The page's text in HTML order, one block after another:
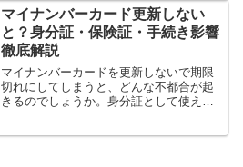
しており、家族連れでも安心して利用す
ることができる。ビーチは...
マイナンバーカード更新しない
と？身分証・保険証・手続き影響
徹底解説
マイナンバーカードを更新しないで期限
切れにしてしまうと、どんな不都合が起
きるのでしょうか。身分証として使えな